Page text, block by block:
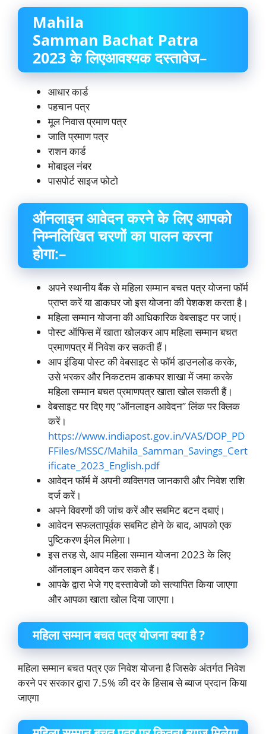
Mahila
Samman Bachat Patra
2023 के लिएआवश्यक दस्तावेज–
आधार कार्ड
पहचान पत्र
मूल निवास प्रमाण पत्र
जाति प्रमाण पत्र
राशन कार्ड
मोबाइल नंबर
पासपोर्ट साइज फोटो
ऑनलाइन आवेदन करने के लिए आपको
निम्नलिखित चरणों का पालन करना
होगा:–
अपने स्थानीय बैंक से महिला सम्मान बचत पत्र योजना फॉर्म
प्राप्त करें या डाकघर जो इस योजना की पेशकश करता है।
महिला सम्मान योजना की आधिकारिक वेबसाइट पर जाएं।
पोस्ट ऑफिस में खाता खोलकर आप महिला सम्मान बचत
प्रमाणपत्र में निवेश कर सकती हैं।
आप इंडिया पोस्ट की वेबसाइट से फॉर्म डाउनलोड करके,
उसे भरकर और निकटतम डाकघर शाखा में जमा करके
महिला सम्मान बचत प्रमाणपत्र खाता खोल सकती हैं।
वेबसाइट पर दिए गए “ऑनलाइन आवेदन” लिंक पर क्लिक
करें।
https://www.indiapost.gov.in/VAS/DOP_PD
FFiles/MSSC/Mahila_Samman_Savings_Cert
ificate_2023_English.pdf
आवेदन फॉर्म में अपनी व्यक्तिगत जानकारी और निवेश राशि
दर्ज करें।
अपने विवरणों की जांच करें और सबमिट बटन दबाएं।
आवेदन सफलतापूर्वक सबमिट होने के बाद, आपको एक
पुष्टिकरण ईमेल मिलेगा।
इस तरह से, आप महिला सम्मान योजना 2023 के लिए
ऑनलाइन आवेदन कर सकते हैं।
आपके द्वारा भेजे गए दस्तावेजों को सत्यापित किया जाएगा
और आपका खाता खोल दिया जाएगा।
महिला सम्मान बचत पत्र योजना क्या है ?
महिला सम्मान बचत पत्र एक निवेश योजना है जिसके अंतर्गत निवेश
करने पर सरकार द्वारा 7.5% की दर के हिसाब से ब्याज प्रदान किया
जाएगा